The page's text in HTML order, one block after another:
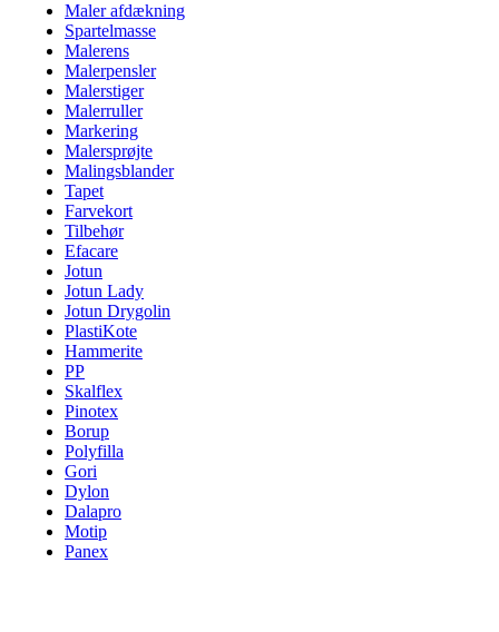
Maler afdækning
Spartelmasse
Malerens
Malerpensler
Malerstiger
Malerruller
Markering
Malersprøjte
Malingsblander
Tapet
Farvekort
Tilbehør
Efacare
Jotun
Jotun Lady
Jotun Drygolin
PlastiKote
Hammerite
PP
Skalflex
Pinotex
Borup
Polyfilla
Gori
Dylon
Dalapro
Motip
Panex